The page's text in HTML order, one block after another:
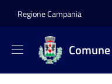
Regione Campania